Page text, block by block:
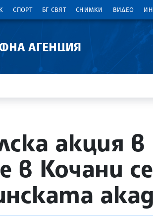
СПОРТ БГ СВЯТ СНИМКИ ВИДЕО
АГЕНЦИЯ
акция
Кочани